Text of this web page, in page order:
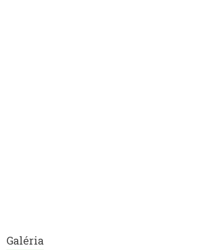
Galéria